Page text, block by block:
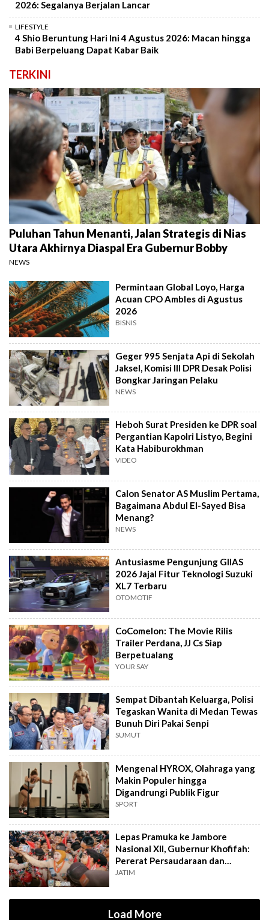
2026: Segalanya Berjalan Lancar
LIFESTYLE
4 Shio Beruntung Hari Ini 4 Agustus 2026: Macan hingga
Babi Berpeluang Dapat Kabar Baik
TERKINI
Puluhan Tahun Menanti, Jalan Strategis di Nias
Utara Akhirnya Diaspal Era Gubernur Bobby
NEWS
Permintaan Global Loyo, Harga
Acuan CPO Ambles di Agustus
2026
BISNIS
Geger 995 Senjata Api di Sekolah
Jaksel, Komisi III DPR Desak Polisi
Bongkar Jaringan Pelaku
NEWS
Heboh Surat Presiden ke DPR soal
Pergantian Kapolri Listyo, Begini
Kata Habiburokhman
VIDEO
Calon Senator AS Muslim Pertama,
Bagaimana Abdul El-Sayed Bisa
Menang?
NEWS
Antusiasme Pengunjung GIIAS
2026 Jajal Fitur Teknologi Suzuki
XL7 Terbaru
OTOMOTIF
CoComelon: The Movie Rilis
Trailer Perdana, JJ Cs Siap
Berpetualang
YOUR SAY
Sempat Dibantah Keluarga, Polisi
Tegaskan Wanita di Medan Tewas
Bunuh Diri Pakai Senpi
SUMUT
Mengenal HYROX, Olahraga yang
Makin Populer hingga
Digandrungi Publik Figur
SPORT
Lepas Pramuka ke Jambore
Nasional XII, Gubernur Khofifah:
Pererat Persaudaraan dan
Semangat Nasional
JATIM
Load More